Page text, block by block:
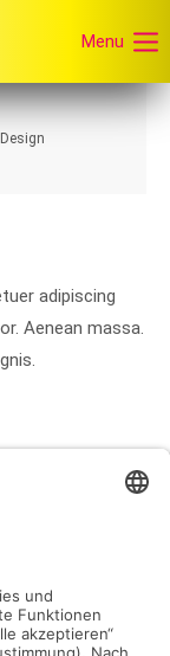
Menu
adipiscing
Aenean massa.
Integer tincidunt.
Aenean
ante,
viverra nulla
imperdiet.